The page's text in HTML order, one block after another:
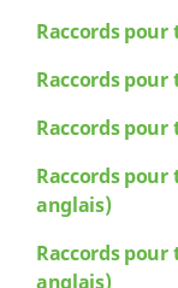
Raccordspour
Raccordspour
Raccordspour
Raccordspour
anglais)
Raccordspour